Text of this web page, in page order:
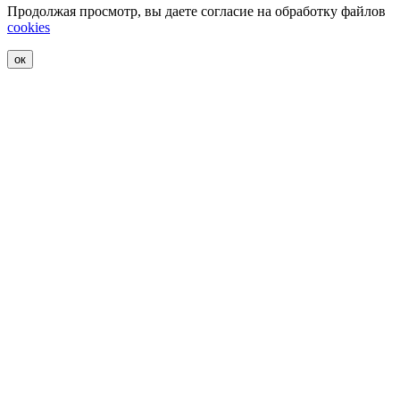
Продолжая просмотр, вы даете согласие на обработку файлов
cookies
ок